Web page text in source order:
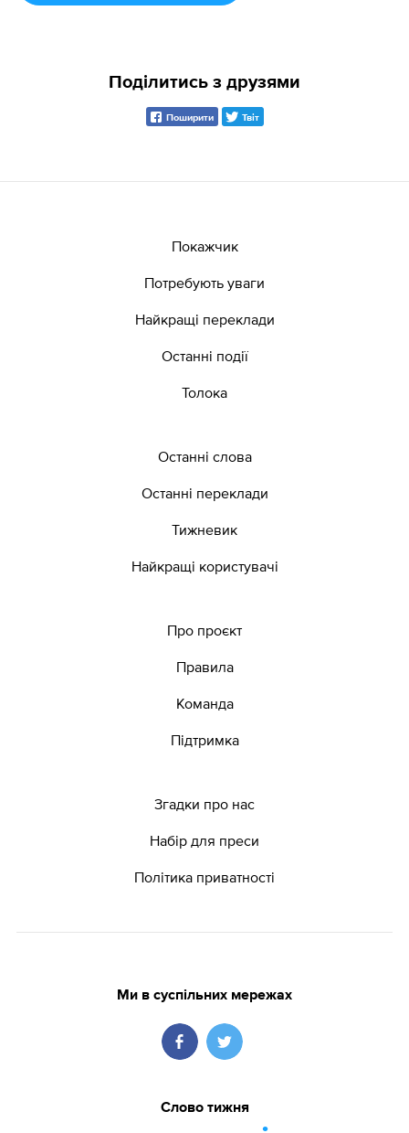
Поділитись з друзями
Поширити Твіт
Покажчик
Потребують уваги
Найкращі переклади
Останні події
Толока
Останні слова
Останні переклади
Тижневик
Найкращі користувачі
Про проєкт
Правила
Команда
Підтримка
Згадки про нас
Набір для преси
Політика приватності
Ми в суспільних мережах
Слово тижня